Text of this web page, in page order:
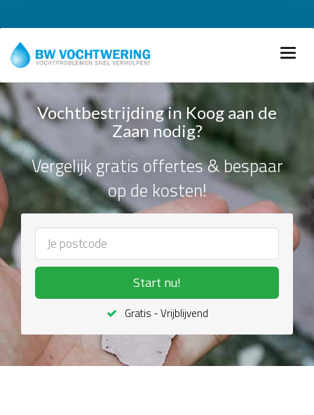
Vochtbestrijding in Koog aan de
Zaan nodig?
Vergelijk gratis offertes & bespaar
op de kosten!
Start nu!
Gratis - Vrijblijvend